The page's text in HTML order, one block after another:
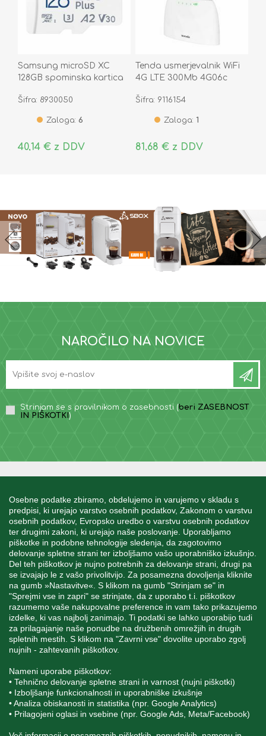
Osebne podatke zbiramo, obdelujemo in varujemo v skladu s
predpisi, ki urejajo varstvo osebnih podatkov, Zakonom o varstvu
osebnih podatkov, Evropsko uredbo o varstvu osebnih podatkov
ter drugimi zakoni, ki urejajo naše poslovanje. Uporabljamo
piškotke in podobne tehnologije sledenja, da zagotovimo
delovanje spletne strani ter izboljšamo vašo uporabniško izkušnjo.
Del teh piškotkov je nujno potrebnih za delovanje strani, drugi pa
se izvajajo le z vašo privolitvijo. Za posamezna dovoljenja kliknite
na gumb »Nastavitve«. S klikom na gumb "Strinjam se" in
"Sprejmi vse in zapri" se strinjate, da z uporabo t.i. piškotkov
razumemo vaše nakupovalne preference in vam tako prikazujemo
izdelke, ki vas najbolj zanimajo. Ti podatki se lahko uporabijo tudi
za prilagajanje naše ponudbe na družbenih omrežjih in drugih
spletnih mestih. S klikom na "Zavrni vse" dovolite uporabo zgolj
nujnih - zahtevanih piškotkov.
Nameni uporabe piškotkov:
• Tehnično delovanje spletne strani in varnost (nujni piškotki)
• Izboljšanje funkcionalnosti in uporabniške izkušnje
• Analiza obiskanosti in statistika (npr. Google Analytics)
• Prilagojeni oglasi in vsebine (npr. Google Ads, Meta/Facebook)
Samsung microSD XC
128GB spominska kartica
MC128SA/EU
Šifra: 8930050
Zaloga: 6
40,14 € z DDV
Tenda usmerjevalnik WiFi
4G LTE 300Mb 4G06c
Šifra: 9116154
Zaloga: 1
81,68 € z DDV
NAROČILO NA NOVICE
Strinjam se s pravilnikom o zasebnosti (beri ZASEBNOST
IN PIŠKOTKI )
MOJ RAČUN
STORITEV ZA STRANKE
SPREMLJAJTE NAS
+386 1 562 21 11